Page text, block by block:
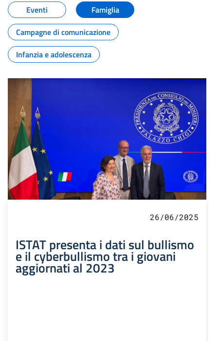
Eventi
Famiglia
Campagne di comunicazione
Infanzia e adolescenza
26/06/2025
ISTAT presenta i dati sul bullismo
e il cyberbullismo tra i giovani
aggiornati al 2023